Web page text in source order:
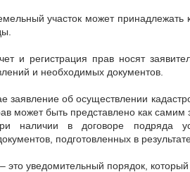
участок может принадлежать
и регистрация прав носят
и необходимых документов.
заявление об осуществлении
может быть представлено как
наличии в договоре подряда
подготовленных в
это уведомительный порядок,